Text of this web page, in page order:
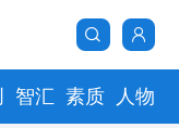
智汇 素质 人物